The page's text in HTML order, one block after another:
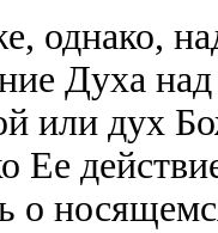
однако,
Духа над
или дух
Ее
о